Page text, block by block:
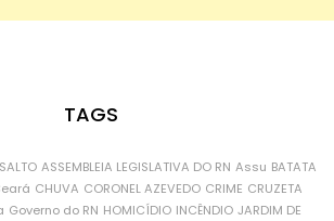
TAGS
ASSEMBLEIA LEGISLATIVA DO RN Assu BATATA
CHUVA CORONEL AZEVEDO CRIME CRUZETA
Governo do RN HOMICÍDIO INCÊNDIO JARDIM DE